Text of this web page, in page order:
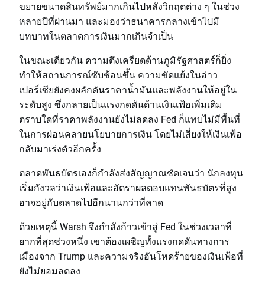
ขยายขนาดสินทรัพย์มากเกินไปหลังวิกฤตต่าง ๆ ในช่วง
หลายปีที่ผ่านมา และมองว่าธนาคารกลางเข้าไปมี
บทบาทในตลาดการเงินมากเกินจำเป็น
ในขณะเดียวกัน ความตึงเครียดด้านภูมิรัฐศาสตร์ก็ยิ่ง
ทำให้สถานการณ์ซับซ้อนขึ้น ความขัดแย้งในอ่าว
เปอร์เซียยังคงผลักดันราคาน้ำมันและพลังงานให้อยู่ใน
ระดับสูง ซึ่งกลายเป็นแรงกดดันด้านเงินเฟ้อเพิ่มเติม
ตราบใดที่ราคาพลังงานยังไม่ลดลง Fed ก็แทบไม่มีพื้นที่
ในการผ่อนคลายนโยบายการเงิน โดยไม่เสี่ยงให้เงินเฟ้อ
กลับมาเร่งตัวอีกครั้ง
ตลาดพันธบัตรเองก็กำลังส่งสัญญาณชัดเจนว่า นักลงทุน
เริ่มกังวลว่าเงินเฟ้อและอัตราผลตอบแทนพันธบัตรที่สูง
อาจอยู่กับตลาดไปอีกนานกว่าที่คาด
ด้วยเหตุนี้ Warsh จึงกำลังก้าวเข้าสู่ Fed ในช่วงเวลาที่
ยากที่สุดช่วงหนึ่ง เขาต้องเผชิญทั้งแรงกดดันทางการ
เมืองจาก Trump และความจริงอันโหดร้ายของเงินเฟ้อที่
ยังไม่ยอมลดลง